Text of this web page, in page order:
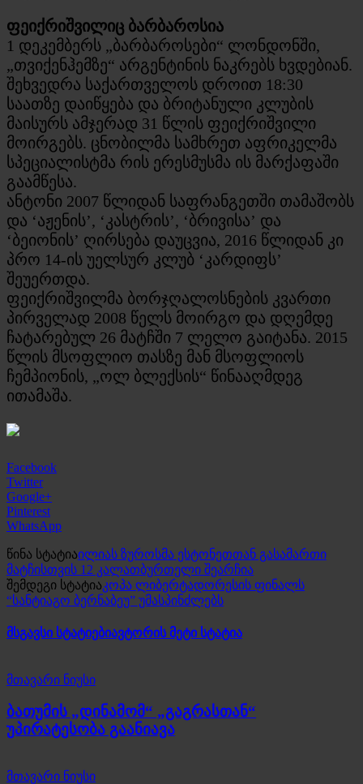
ფეიქრიშვილიც ბარბაროსია
1 დეკემბერს „ბარბაროსები“ ლონდონში,
„თვიქენჰემზე“ არგენტინის ნაკრებს ხვდებიან.
შეხვედრა საქართველოს დროით 18:30
საათზე დაიწყება და ბრიტანული კლუბის
მაისურს ამჯერად 31 წლის ფეიქრიშვილი
მოირგებს. ცნობილმა სამხრეთ აფრიკელმა
სპეციალისტმა რის ერესმუსმა ის მარქაფაში
გაამწესა.
ანტონი 2007 წლიდან საფრანგეთში თამაშობს
და ‘აჟენის’, ‘კასტრის’, ‘ბრივისა’ და
‘ბეიონის’ ღირსება დაუცვია, 2016 წლიდან კი
პრო 14-ის უელსურ კლუბ ‘კარდიფს’
შეუერთდა.
ფეიქრიშვილმა ბორჯღალოსნების კვართი
პირველად 2008 წელს მოირგო და დღემდე
ჩატარებულ 26 მატჩში 7 ლელო გაიტანა. 2015
წლის მსოფლიო თასზე მან მსოფლიოს
ჩემპიონის, „ოლ ბლექსის“ წინააღმდეგ
ითამაშა.
Facebook
Twitter
Google+
Pinterest
WhatsApp
წინა სტატიაილიას ზუროსმა ესტონეთთან გასამართი
მატჩისთვის 12 კალათბურთელი შეარჩია
შემდეგი სტატიაკოპა ლიბერტადორესის ფინალს
“სანტიაგო ბერნაბეუ” უმასპინძლებს
მსგავსი სტატიებიავტორის მეტი სტატია
მთავარი ნიუსი
ბათუმის „დინამომ“ „გაგრასთან“
უპირატესობა გაანიავა
მთავარი ნიუსი